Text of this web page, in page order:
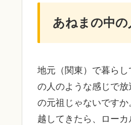
あねまの中
地元（関東）で暮ら
の人のような感じで
の元祖じゃないです
越してきたら、ロー